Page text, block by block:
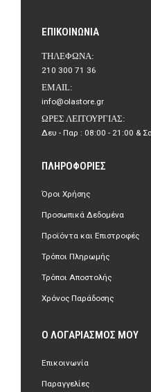
ΕΠΙΚΟΙΝΩΝΊΑ
ΤΗΛΈΦΩΝΑ:
210 300 71 36
EMAIL:
info@olastore.gr
ΏΡΕΣ ΛΕΙΤΟΥΡΓΊΑΣ:
Δευ - Παρ : 08:00 - 21:00 &
ΠΛΗΡΟΦΟΡΊΕΣ
Όροι Χρήσης
Προσωπικά Δεδομένα
Προϊόντα και Επιστροφές
Τρόποι Πληρωμής
Τρόποι Αποστολής
Χρόνος Παράδοσης
Ο ΛΟΓΑΡΙΑΣΜΌΣ ΜΟΥ
Επικοινωνία
Παραγγελίες